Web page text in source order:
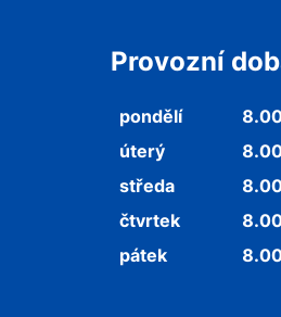
Provozní
pondělí
úterý
středa
čtvrtek
pátek